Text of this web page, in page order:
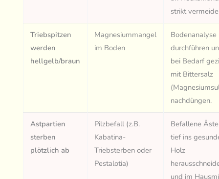
strikt
Triebspitzen
werden
hellgelb/braun
Magnesiummangel
im Boden
Bodenanalyse
durchführen
bei Bedarf
mit Bittersalz
nachdüngen.
Astpartien
sterben
plötzlich ab
Pilzbefall (z.B.
Kabatina-
Triebsterben oder
Pestalotia)
Befallene
tief ins
Holz
und im